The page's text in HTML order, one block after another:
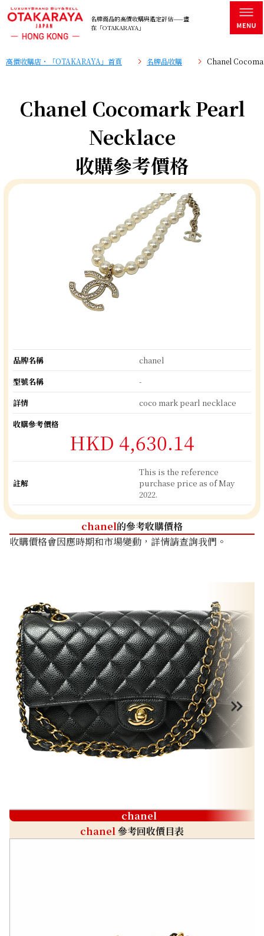
名牌商品的高價收購與鑑定評估——盡
在「OTAKARAYA」
高價收購店・「OTAKARAYA」首頁 名牌品收購 Chanel
Chanel Cocomark Pearl
Necklace
收購參考價格
品牌名稱
chanel
型號名稱
-
詳情
coco mark pearl necklace
收購參考價格
HKD 4,630.14
註解
This is the reference
purchase price as of May
2022.
chanel的參考收購價格
收購價格會因應時期和市場變動，詳情請查詢我們。
chanel
chanel參考回收價目表